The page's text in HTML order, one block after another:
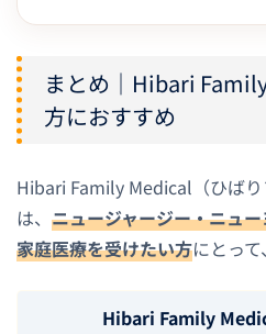
まとめ｜Hibari
方におすすめ
Hibari Family Medical（ひばり
は、 ニュージャージー・ニュ
家庭医療を受けたい方にとって
Hibari Family